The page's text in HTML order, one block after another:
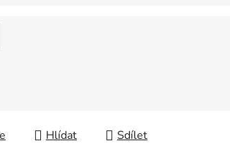
Hlídat Sdílet